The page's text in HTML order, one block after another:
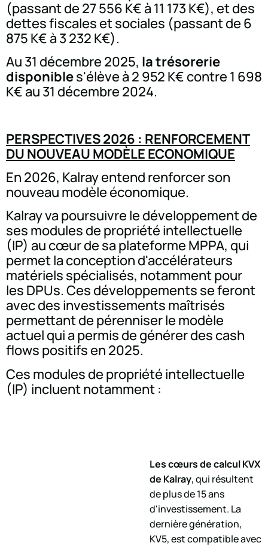
(passant de 27 556 K€ à 11 173 K€), et des
dettes fiscales et sociales (passant de 6
875 K€ à 3 232 K€).
Au 31 décembre 2025, la trésorerie
disponibles'élève à 2 952 K€ contre 1 698
K€ au 31 décembre 2024.
PERSPECTIVES 2026 : RENFORCEMENT
DU NOUVEAU MODÈLE ECONOMIQUE
En 2026, Kalray entend renforcer son
nouveau modèle économique.
Kalray va poursuivre le développement de
ses modules de propriété intellectuelle
(IP) au cœur de sa plateforme MPPA, qui
permet la conception d'accélérateurs
matériels spécialisés, notamment pour
les DPUs. Ces développements se feront
avec des investissements maîtrisés
permettant de pérenniser le modèle
actuel qui a permis de générer des cash
flows positifs en 2025.
Ces modules de propriété intellectuelle
(IP) incluent notamment :
Les cœurs de calcul KVX
de Kalray, qui résultent
de plus de 15 ans
d'investissement. La
dernière génération,
KV5, est compatible avec